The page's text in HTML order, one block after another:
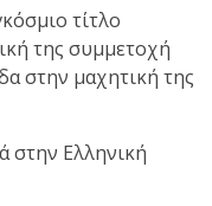
τίτλο
της συμμετοχή
στην μαχητική της
στην Ελληνική